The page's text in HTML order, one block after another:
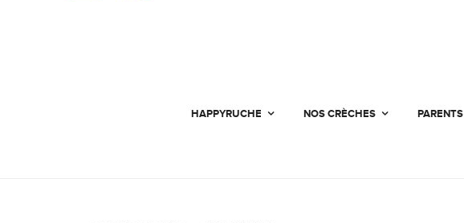
HAPPYRUCHE NOS CRÈCHES PARENTS